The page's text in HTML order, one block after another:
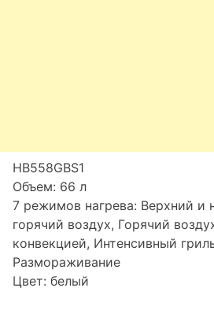
HB558GBS1
Объем: 66 л
7 режимов нагрева: Верхний и
горячий воздух, Горячий
конвекцией, Интенсивный
Размораживание
Цвет: белый